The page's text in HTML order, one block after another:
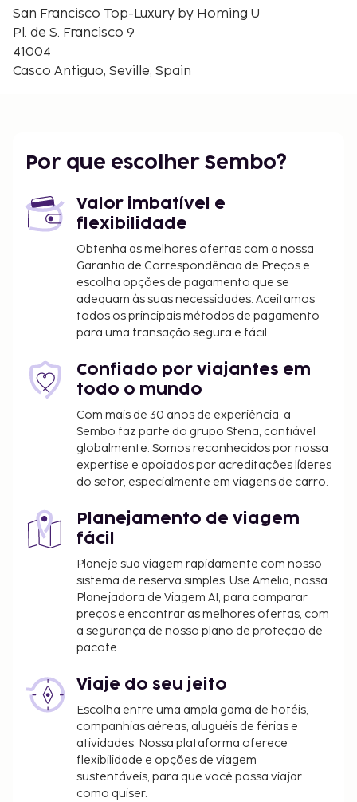
Plaza Cabildo - 0,4 km/0,3 mi
Plaza del Triunfo - 0,4 km/0,3 mi
Cabido Catedral - 0,5 km/0,3 mi
Palacio de la Condesa de Lebrija - 0,5 km/0,3 mi
transações em numerário neste alojamento
não poderão exceder 1000 EUR. Para mais
dos dados que constam na confirmação de
reserva.
San Francisco Top-Luxury by Homing U
Pl. de S. Francisco 9
41004
Casco Antiguo, Seville, Spain
Por que escolher Sembo?
Valor imbatível e
flexibilidade
Obtenha as melhores ofertas com a nossa
Garantia de Correspondência de Preços e
escolha opções de pagamento que se
adequam às suas necessidades. Aceitamos
todos os principais métodos de pagamento
para uma transação segura e fácil.
Confiado por viajantes em
todo o mundo
Com mais de 30 anos de experiência, a
Sembo faz parte do grupo Stena, confiável
globalmente. Somos reconhecidos por nossa
expertise e apoiados por acreditações líderes
do setor, especialmente em viagens de carro.
Planejamento de viagem
fácil
Planeje sua viagem rapidamente com nosso
sistema de reserva simples. Use Amelia, nossa
Planejadora de Viagem AI, para comparar
preços e encontrar as melhores ofertas, com
a segurança de nosso plano de proteção de
pacote.
Viaje do seu jeito
Escolha entre uma ampla gama de hotéis,
companhias aéreas, aluguéis de férias e
atividades. Nossa plataforma oferece
flexibilidade e opções de viagem
sustentáveis, para que você possa viajar
como quiser.